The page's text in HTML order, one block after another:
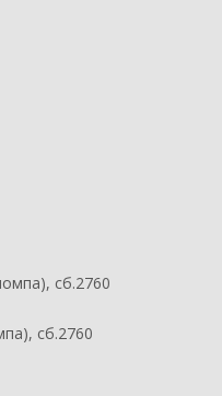
сб.2760